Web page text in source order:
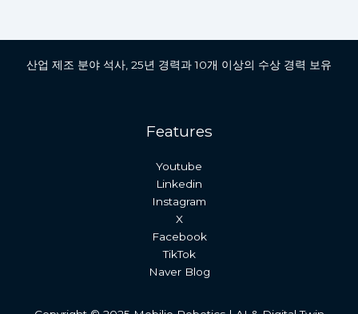
산업 제조 분야 석사, 25년 경력과 10개 이상의 수상 경력 보유
Features
Youtube
Linkedin
Instagram
X
Facebook
TikTok
Naver Blog